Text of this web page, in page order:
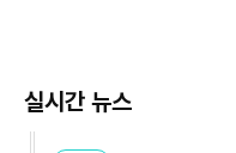
실시간 뉴스